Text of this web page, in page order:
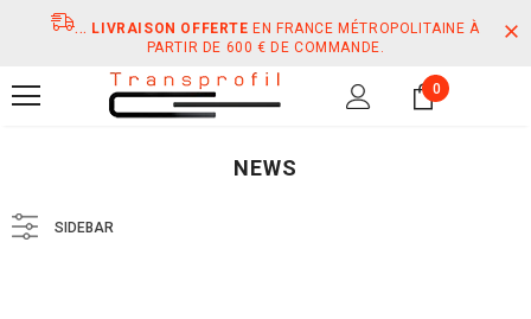
... LIVRAISON OFFERTE EN FRANCE MÉTROPOLITAINE À
PARTIR DE 600 € DE COMMANDE.
0
NEWS
SIDEBAR